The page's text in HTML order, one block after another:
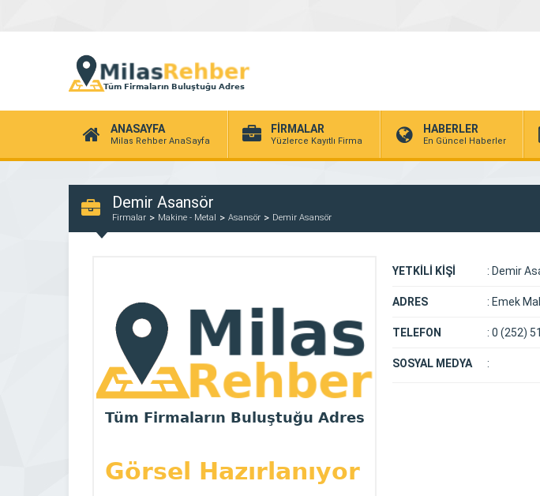
ANASAYFA
Milas Rehber AnaSayfa
FİRMALAR
Yüzlerce Kayıtlı Firma
HABERLER
En Güncel Haberler
Demir Asansör
Firmalar Makine - Metal Asansör Demir Asansör
YETKİLİ KİŞİ : Demir
ADRES : Emek
TELEFON : 0 (252)
SOSYAL MEDYA :